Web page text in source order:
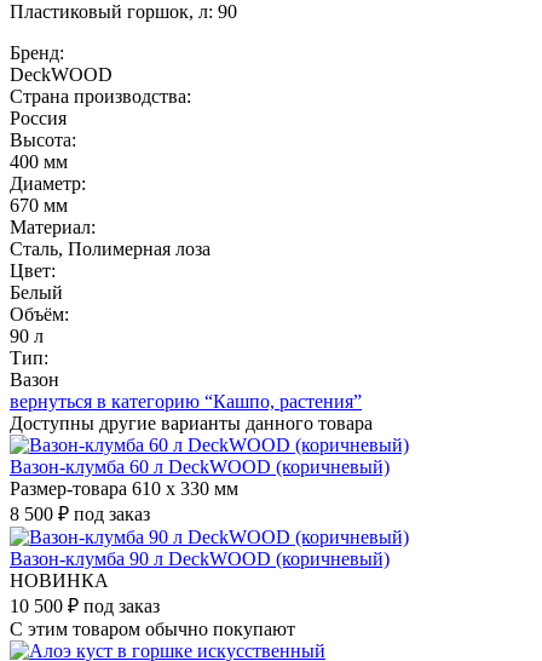
Пластиковый горшок, л: 90
Бренд:
DeckWOOD
Страна производства:
Россия
Высота:
400 мм
Диаметр:
670 мм
Материал:
Сталь, Полимерная лоза
Цвет:
Белый
Объём:
90 л
Тип:
Вазон
вернуться в категорию “Кашпо, растения”
Доступны другие варианты данного товара
Вазон-клумба 60 л DeckWOOD (коричневый)
Размер-товара 610 х 330 мм
8 500 ₽ под заказ
Вазон-клумба 90 л DeckWOOD (коричневый)
НОВИНКА
10 500 ₽ под заказ
С этим товаром обычно покупают